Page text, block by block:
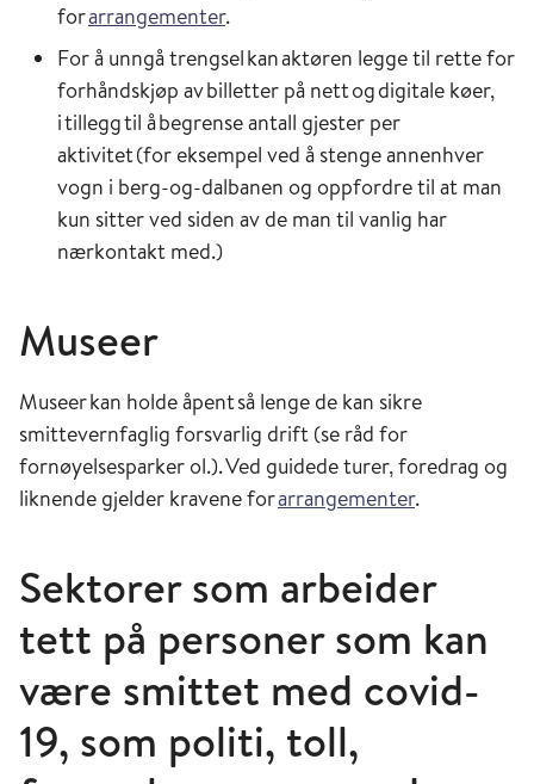
forarrangementer.
For å unngå trengsel kan aktøren legge til rette for
forhåndskjøp av billetter på nett og digitale køer,
i tillegg til å begrense antall gjester per
aktivitet (for eksempel ved å stengeannenhver
vogn i berg-og-dalbanen og oppfordre til at man
kun sitter ved siden av de man til vanlig har
nærkontakt med.)
Museer
Museerkan holdeåpentså lenge de kan sikre
smittevernfaglig forsvarlig drift (se råd for
fornøyelsesparker ol.).Ved guidede turer, foredrag og
liknende gjelder kravene forarrangementer.
Sektorer som arbeider
tett på personer som kan
være smittet med covid-
19, som politi, toll,